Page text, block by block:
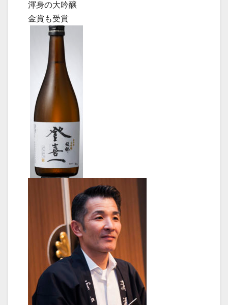
渾身の大吟醸
金賞も受賞